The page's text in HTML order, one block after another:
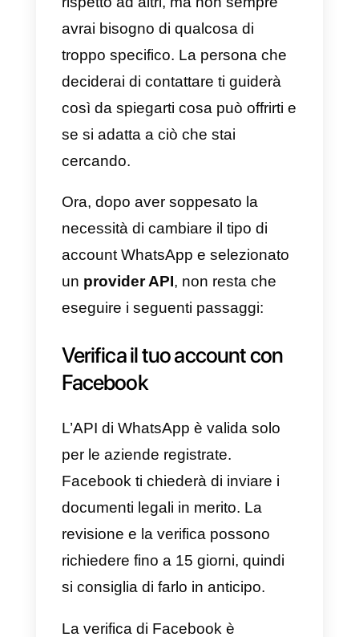
senza un provider. Dovrai
selezionarne uno che si adatti
esigenze della tua azienda. È
importante parlare con un agente
per chiarire le tue esigenze e
Ci sono operatori che offrono un
servizio più personalizzato
rispetto ad altri, ma non sempre
avrai bisogno di qualcosa di
troppo specifico. La persona che
deciderai di contattare ti guiderà
se si adatta a ciò che stai
cercando.
Ora, dopo aver soppesato la
necessità di cambiare il tipo di
account WhatsApp e selezionato
unprovider API, non resta che